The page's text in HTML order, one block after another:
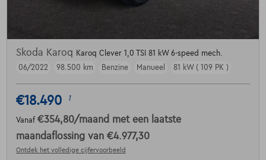
Skoda Karoq Karoq Clever 1,0 TSI 81 kW 6-speed mech.
06/2022
98.500 km Benzine Manueel 81 kW ( 109 PK )
€18.490 1
Vanaf €354,80/maand met een laatste
maandaflossing van €4.977,30
Ontdek het volledige cijfervoorbeeld